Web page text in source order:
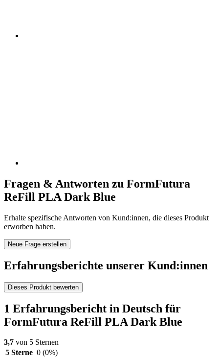
Fragen & Antworten zu FormFutura
ReFill PLA Dark Blue
Erhalte spezifische Antworten von Kund:innen, die dieses Produkt
erworben haben.
Neue Frage erstellen
Erfahrungsberichte unserer Kund:innen
Dieses Produkt bewerten
1 Erfahrungsbericht in Deutsch für
FormFutura ReFill PLA Dark Blue
3,7 von 5 Sternen
5 Sterne 0 (0%)